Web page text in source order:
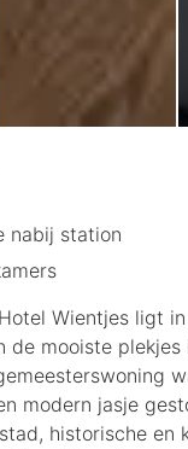
nabij station
Wientjes ligt
de mooiste
modern jasje
historische en